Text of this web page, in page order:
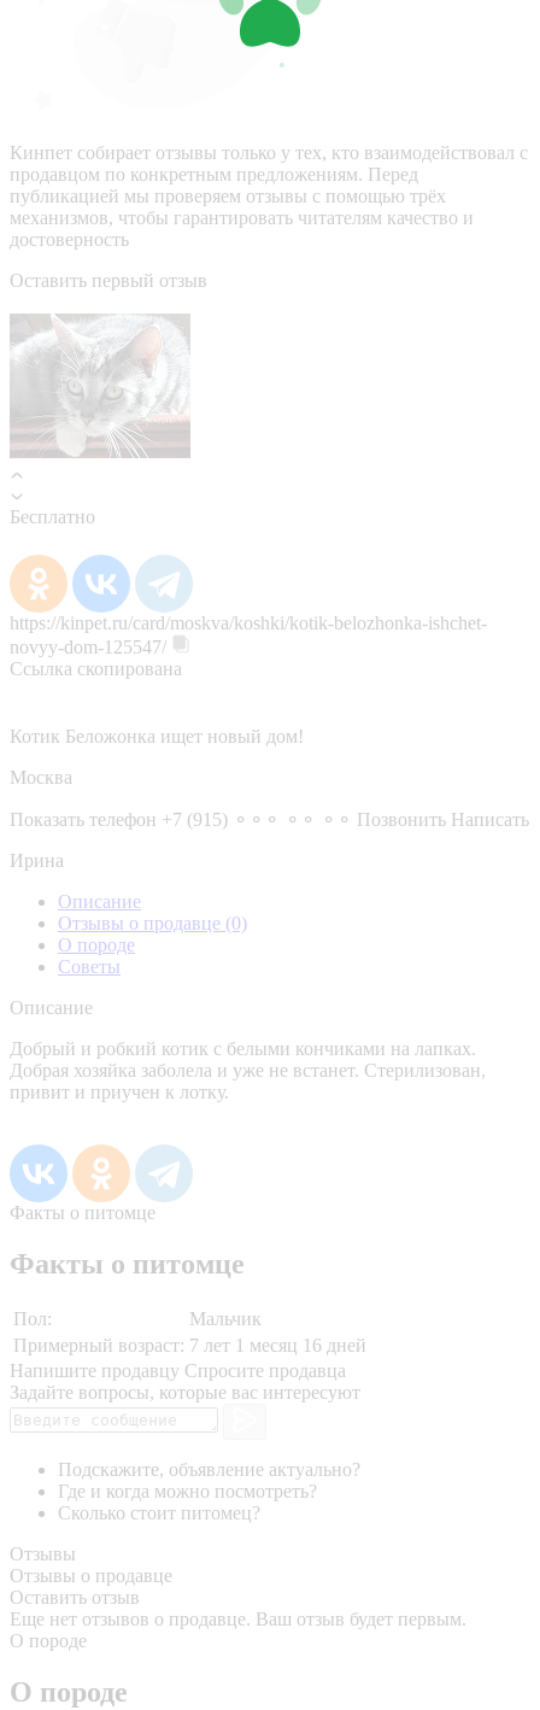
Кинпет собирает отзывы только у тех, кто взаимодействовал с
продавцом по конкретным предложениям. Перед
публикацией мы проверяем отзывы с помощью трёх
механизмов, чтобы гарантировать читателям качество и
достоверность
Оставить первый отзыв
Бесплатно
https://kinpet.ru/card/moskva/koshki/kotik-belozhonka-ishchet-
novyy-dom-125547/
Ссылка скопирована
Котик Беложонка ищет новый дом!
Москва
Показать телефон +7 (915) ⚬⚬⚬ ⚬⚬ ⚬⚬ Позвонить Написать
Ирина
Описание
Отзывы о продавце (0)
О породе
Советы
Описание
Добрый и робкий котик с белыми кончиками на лапках.
Добрая хозяйка заболела и уже не встанет. Стерилизован,
привит и приучен к лотку.
Факты о питомце
Факты о питомце
Пол:
Мальчик
Примерный возраст: 7 лет 1 месяц 16 дней
Напишите продавцу Спросите продавца
Задайте вопросы, которые вас интересуют
Подскажите, объявление актуально?
Где и когда можно посмотреть?
Сколько стоит питомец?
Отзывы
Отзывы о продавце
Оставить отзыв
Еще нет отзывов о продавце. Ваш отзыв будет первым.
О породе
О породе